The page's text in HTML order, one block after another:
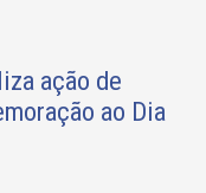
ação de
ao Dia